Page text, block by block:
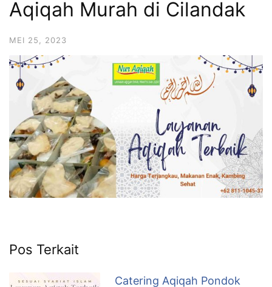
6713
Aqiqah Murah di Cilandak
MEI 25, 2023
Pos Terkait
Catering Aqiqah Pondok